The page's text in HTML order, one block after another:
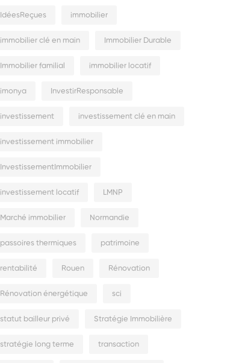
IdéesReçues immobilier
immobilier clé en main Immobilier Durable
Immobilier familial immobilier locatif
imonya InvestirResponsable
investissement investissement clé en main
investissement immobilier
InvestissementImmobilier
investissement locatif LMNP
Marché immobilier Normandie
passoires thermiques patrimoine
rentabilité Rouen Rénovation
Rénovation énergétique sci
statut bailleur privé Stratégie Immobilière
stratégie long terme transaction